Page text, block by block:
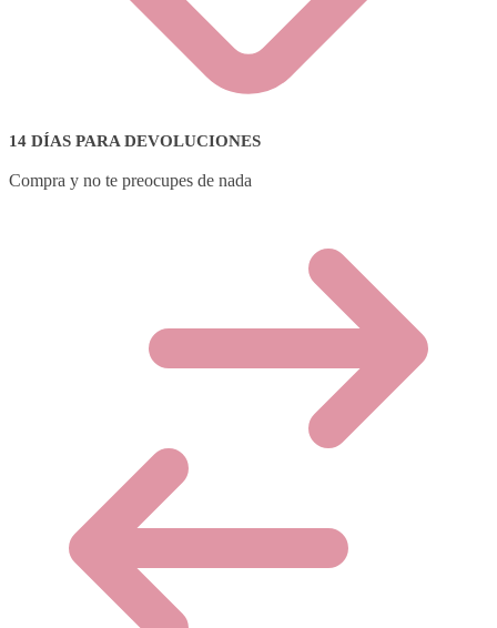
14 DÍAS PARA DEVOLUCIONES
Compra y no te preocupes de nada